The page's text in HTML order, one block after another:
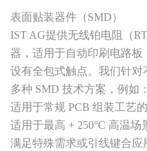
表面贴装器件（SMD）
IST AG提供无线铂电阻（
器，适用于自动印刷电路
设有全包式触点。我们针
多种 SMD 技术方案，例如：
适用于常规 PCB 组装工艺
适用于最高 + 250°C 高温场
满足特殊需求或引线键合